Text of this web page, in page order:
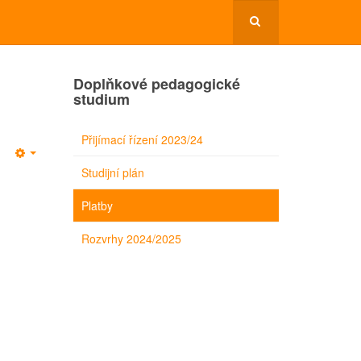
Doplňkové pedagogické
studium
Přijímací řízení 2023/24
Studijní plán
Platby
Rozvrhy 2024/2025